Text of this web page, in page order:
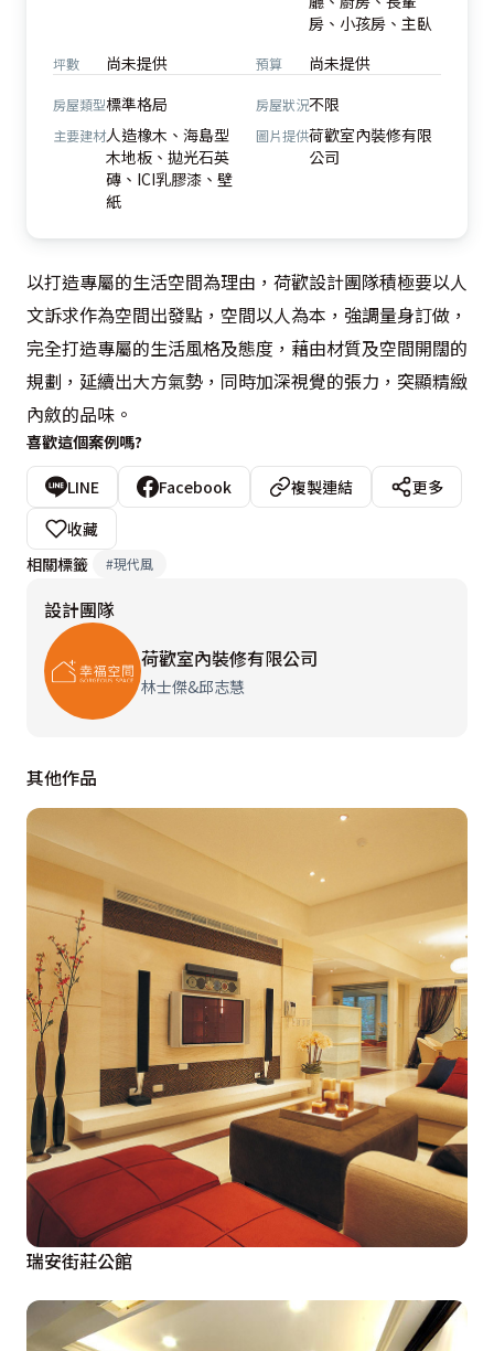
房、小孩房、主臥
坪數 尚未提供 預算 尚未提供
房屋類型標準格局 房屋狀況不限
主要建材人造橡木、海島型
木地板、拋光石英
磚、ICI乳膠漆、壁
紙
圖片提供荷歡室內裝修有限
公司
以打造專屬的生活空間為理由，荷歡設計團隊積極要以人
文訴求作為空間出發點，空間以人為本，強調量身訂做，
完全打造專屬的生活風格及態度，藉由材質及空間開闊的
規劃，延續出大方氣勢，同時加深視覺的張力，突顯精緻
內斂的品味。
喜歡這個案例嗎?
LINE Facebook 複製連結
更多
收藏
相關標籤
#現代風
設計團隊
荷歡室內裝修有限公司
林士傑&邱志慧
其他作品
瑞安街莊公館